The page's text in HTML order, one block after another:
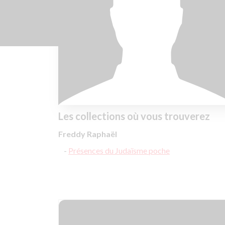
Les collections où vous trouverez
Freddy Raphaël
Présences du Judaïsme poche